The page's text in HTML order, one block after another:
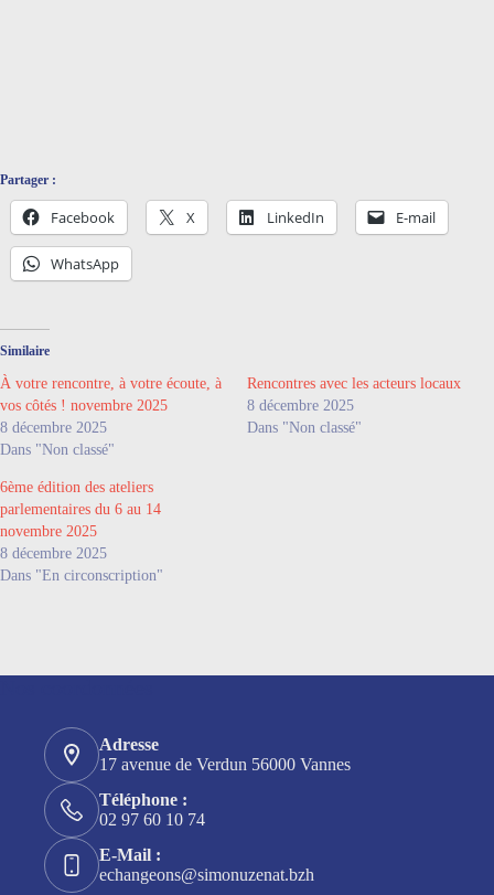
Partager :
Facebook X LinkedIn E-mail
WhatsApp
Similaire
À votre rencontre, à votre écoute, à
vos côtés ! novembre 2025
8 décembre 2025
Dans "Non classé"
Rencontres avec les acteurs locaux
8 décembre 2025
Dans "Non classé"
6ème édition des ateliers
parlementaires du 6 au 14
novembre 2025
8 décembre 2025
Dans "En circonscription"
Adresse
17 avenue de Verdun 56000 Vannes
Téléphone :
02 97 60 10 74
E-Mail :
echangeons@simonuzenat.bzh